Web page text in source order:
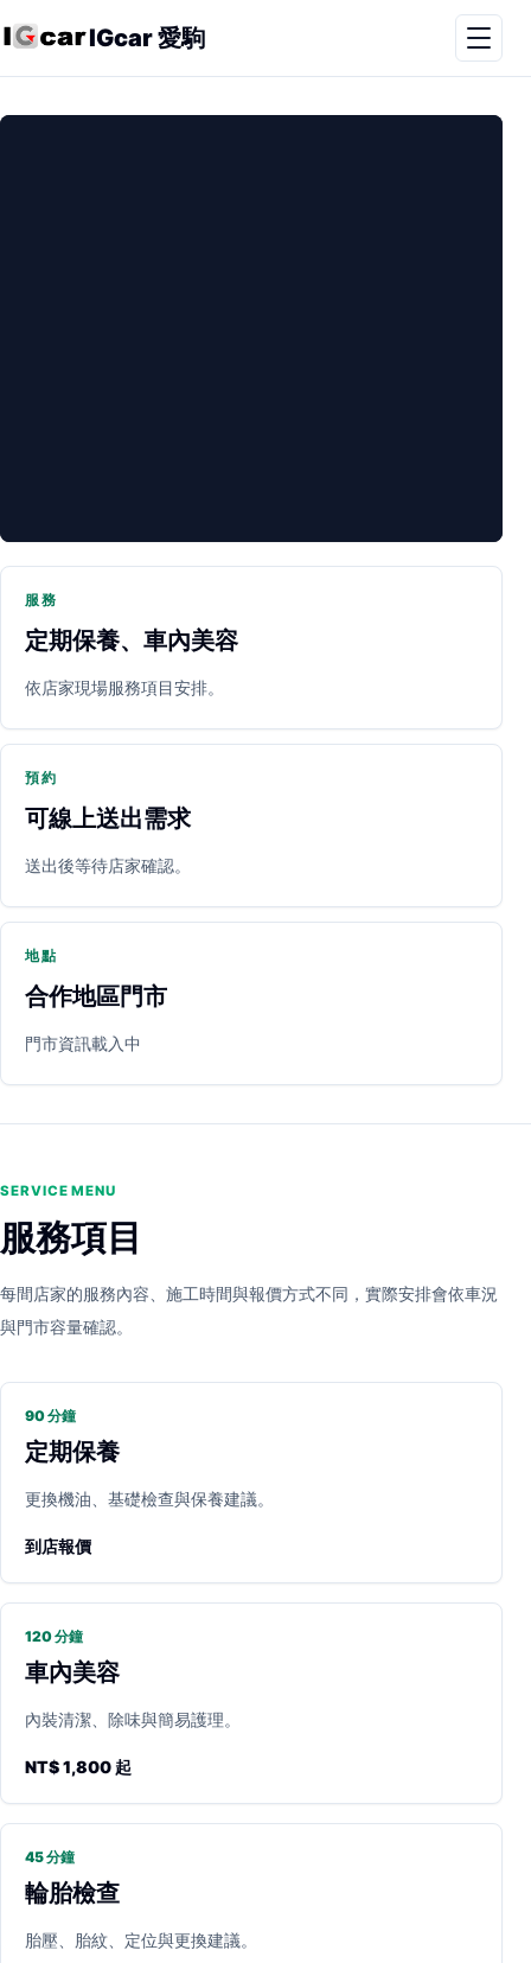
IGcar 愛駒
PARTNER SHOP
立即預約 開啟地圖 其他店家
服務
定期保養、車內美容
依店家現場服務項目安排。
預約
可線上送出需求
送出後等待店家確認。
地點
合作地區門市
門市資訊載入中
SERVICE MENU
服務項目
每間店家的服務內容、施工時間與報價方式不同，實際安排會依車況
與門市容量確認。
90 分鐘
定期保養
更換機油、基礎檢查與保養建議。
到店報價
120 分鐘
車內美容
內裝清潔、除味與簡易護理。
NT$ 1,800 起
45 分鐘
輪胎檢查
胎壓、胎紋、定位與更換建議。